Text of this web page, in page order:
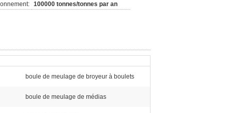
100000 tonnes/tonnes par an
boule de meulage de broyeur à boulets
boule de meulage de médias